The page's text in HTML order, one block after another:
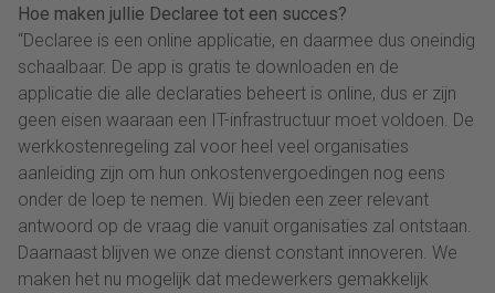
Hoe maken jullie Declaree tot een succes?
“Declaree is een online applicatie, en daarmee dus oneindig
schaalbaar. De app is gratis te downloaden en de
applicatie die alle declaraties beheert is online, dus er zijn
geen eisen waaraan een IT-infrastructuur moet voldoen. De
werkkostenregeling zal voor heel veel organisaties
aanleiding zijn om hun onkostenvergoedingen nog eens
onder de loep te nemen. Wij bieden een zeer relevant
antwoord op de vraag die vanuit organisaties zal ontstaan.
Daarnaast blijven we onze dienst constant innoveren. We
maken het nu mogelijk dat medewerkers gemakkelijk